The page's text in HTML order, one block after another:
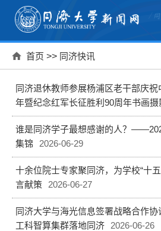
首页 >> 同济快讯
同济退休教师参展杨浦区老干部庆祝
年暨纪念红军长征胜利90周年书画摄
谁是同济学子最想感谢的人？
集锦
2026-06-29
十余位院士专家聚同济，为学校“十
言献策
2026-06-27
同济大学与海光信息签署战略合作
工科智算集群落地同济
2026-06-26